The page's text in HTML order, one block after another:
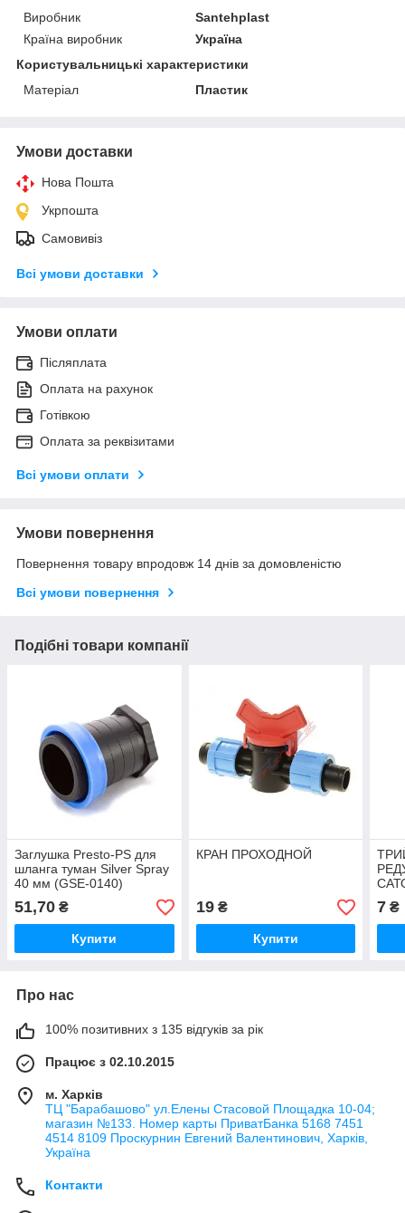
Виробник
Santehplast
Країна виробник
Україна
Користувальницькі характеристики
Матеріал
Пластик
Умови доставки
Нова Пошта
Укрпошта
Самовивіз
Всі умови доставки
Умови оплати
Післяплата
Оплата на рахунок
Готівкою
Оплата за реквізитами
Всі умови оплати
Умови повернення
Повернення товару впродовж 14 днів за домовленістю
Всі умови повернення
Подібні товари компанії
Заглушка Presto-PS для
шланга туман Silver Spray
40 мм (GSE-0140)
51,70 ₴
Купити
КРАН ПРОХОДНОЙ
19₴
Купити
7 ₴
Про нас
100% позитивних з 135 відгуків за рік
Працює з 02.10.2015
м. Харків
ТЦ "Барабашово" ул.Елены Стасовой Площадка 10-04;
магазин №133. Номер карты ПриватБанка 5168 7451
4514 8109 Проскурнин Евгений Валентинович, Харків,
Україна
Контакти